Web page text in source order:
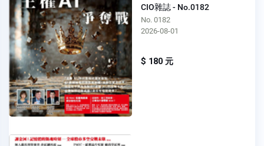
CIO雜誌 - No.0182
No. 0182
2026-08-01
$ 180 元